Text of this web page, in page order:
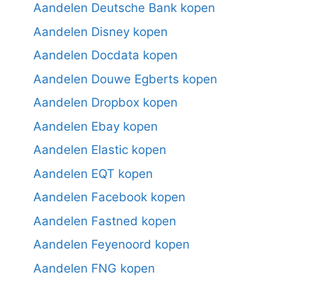
Aandelen Deutsche Bank kopen
Aandelen Disney kopen
Aandelen Docdata kopen
Aandelen Douwe Egberts kopen
Aandelen Dropbox kopen
Aandelen Ebay kopen
Aandelen Elastic kopen
Aandelen EQT kopen
Aandelen Facebook kopen
Aandelen Fastned kopen
Aandelen Feyenoord kopen
Aandelen FNG kopen